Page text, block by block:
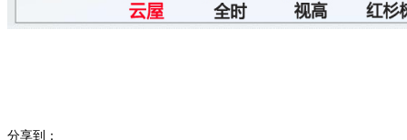
分享到：